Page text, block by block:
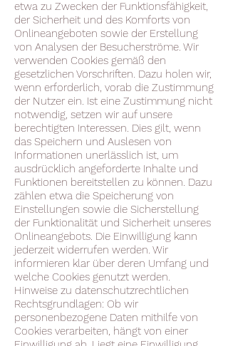
etwa zu Zwecken der Funktionsfähigkeit,
der Sicherheit und des Komforts von
Onlineangeboten sowie der Erstellung
von Analysen der Besucherströme. Wir
verwenden Cookies gemäß den
gesetzlichen Vorschriften. Dazu holen wir,
wenn erforderlich, vorab die Zustimmung
der Nutzer ein. Ist eine Zustimmung nicht
notwendig, setzen wir auf unsere
berechtigten Interessen. Dies gilt, wenn
das Speichern und Auslesen von
Informationen unerlässlich ist, um
ausdrücklich angeforderte Inhalte und
Funktionen bereitstellen zu können. Dazu
zählen etwa die Speicherung von
Einstellungen sowie die Sicherstellung
der Funktionalität und Sicherheit unseres
Onlineangebots. Die Einwilligung kann
jederzeit widerrufen werden. Wir
informieren klar über deren Umfang und
welche Cookies genutzt werden.
Hinweise zu datenschutzrechtlichen
Rechtsgrundlagen: Ob wir
personenbezogene Daten mithilfe von
Cookies verarbeiten, hängt von einer